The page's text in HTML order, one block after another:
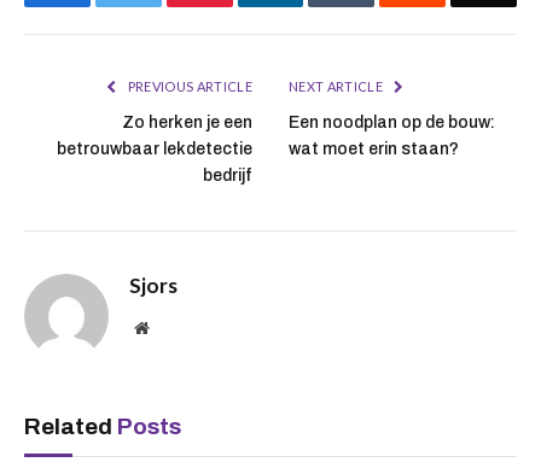
PREVIOUS ARTICLE
Zo herken je een
betrouwbaar lekdetectie
bedrijf
NEXT ARTICLE
Een noodplan op de bouw:
wat moet erin staan?
Sjors
Website
Related Posts